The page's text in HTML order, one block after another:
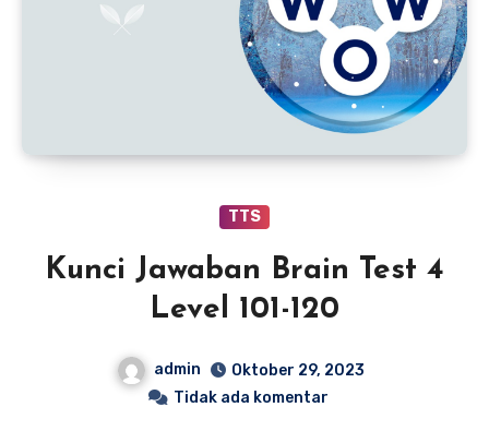
TTS
Kunci Jawaban Brain Test 4
Level 101-120
admin
Oktober 29, 2023
Tidak ada komentar